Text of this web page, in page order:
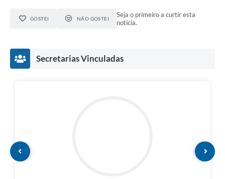
GOSTEI NÃO GOSTEI
Seja o primeiro a curtir esta
notícia.
Secretarias Vinculadas